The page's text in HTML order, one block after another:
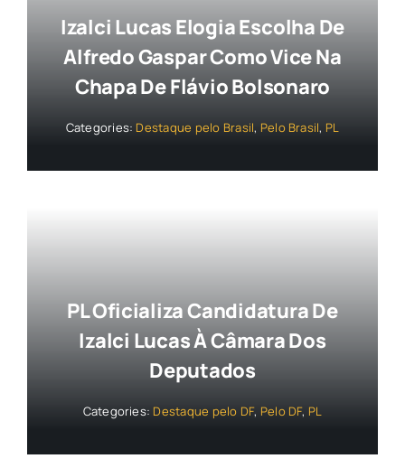
Izalci Lucas Elogia Escolha De
Alfredo Gaspar Como Vice Na
Chapa De Flávio Bolsonaro
Categories: Destaque pelo Brasil, Pelo Brasil, PL
PL Oficializa Candidatura De
Izalci Lucas À Câmara Dos
Deputados
Categories: Destaque pelo DF, Pelo DF, PL